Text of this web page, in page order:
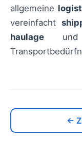
allgemeine
vereinfacht
haulage und
←